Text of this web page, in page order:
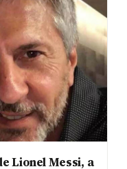
Lionel Messi, a